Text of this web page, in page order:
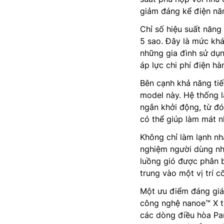
giảm đáng kể điện
Chỉ số hiệu suất
5 sao. Đây là mức
những gia đình sử
áp lực chi phí điện
Bên cạnh khả năng
model này. Hệ thống
ngắn khởi động, từ
có thể giúp làm mát
Không chỉ làm lạnh
nghiệm người dùng
luồng gió được phân
trung vào một vị trí
Một ưu điểm đáng
công nghệ nanoe™ X
các dòng điều hòa